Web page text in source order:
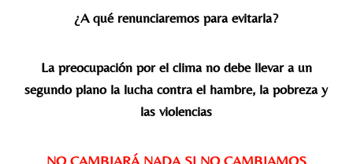
¿A qué renunciaremos para evitarla?
La preocupación por el clima no debe llevar a un
segundo plano la lucha contra el hambre, la pobreza y
las violencias
NO CAMBIARÁ NADA SI NO CAMBIAMOS